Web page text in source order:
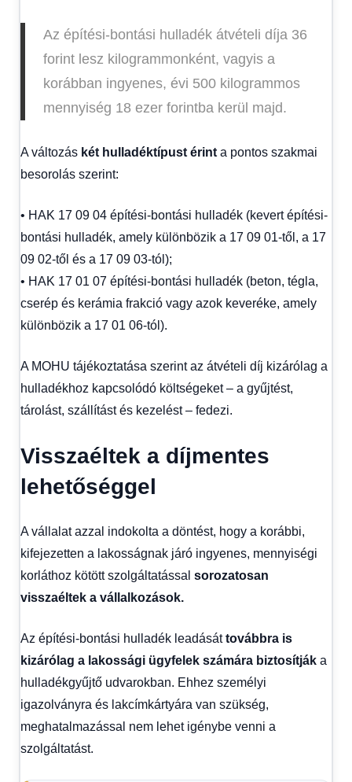
Az építési-bontási hulladék átvételi díja 36
forint lesz kilogrammonként, vagyis a
korábban ingyenes, évi 500 kilogrammos
mennyiség 18 ezer forintba kerül majd.
A változás két hulladéktípust érint a pontos szakmai
besorolás szerint:
• HAK 17 09 04 építési-bontási hulladék (kevert építési-
bontási hulladék, amely különbözik a 17 09 01-től, a 17
09 02-től és a 17 09 03-tól);
• HAK 17 01 07 építési-bontási hulladék (beton, tégla,
cserép és kerámia frakció vagy azok keveréke, amely
különbözik a 17 01 06-tól).
A MOHU tájékoztatása szerint az átvételi díj kizárólag a
hulladékhoz kapcsolódó költségeket – a gyűjtést,
tárolást, szállítást és kezelést – fedezi.
Visszaéltek a díjmentes
lehetőséggel
A vállalat azzal indokolta a döntést, hogy a korábbi,
kifejezetten a lakosságnak járó ingyenes, mennyiségi
korláthoz kötött szolgáltatással sorozatosan
visszaéltek a vállalkozások.
Az építési-bontási hulladék leadásáttovábbra is
kizárólag a lakossági ügyfelek számára biztosítják a
hulladékgyűjtő udvarokban. Ehhez személyi
igazolványra és lakcímkártyára van szükség,
meghatalmazással nem lehet igénybe venni a
szolgáltatást.